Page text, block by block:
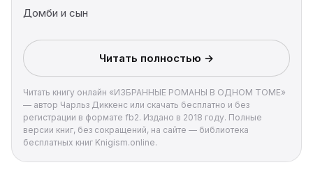
Домби и сын
Читать полностью →
Читать книгу онлайн «ИЗБРАННЫЕ РОМАНЫ В ОДНОМ ТОМЕ»
— автор Чарльз Диккенс или скачать бесплатно и без
регистрации в формате fb2. Издано в 2018 году. Полные
версии книг, без сокращений, на сайте — библиотека
бесплатных книг Knigism.online.